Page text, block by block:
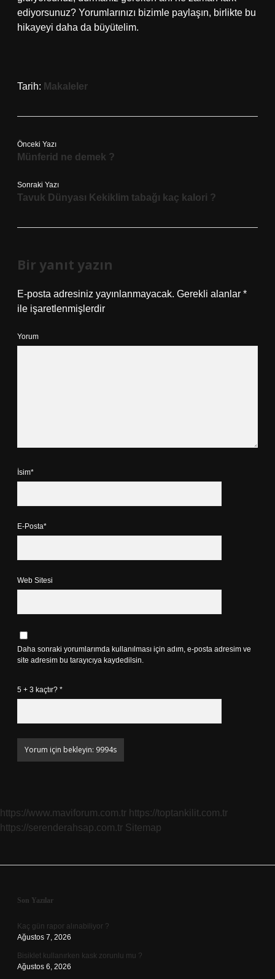
ediyorsunuz? Yorumlarınızı bizimle paylaşın, birlikte bu
hikayeyi daha da büyütelim.
Tarih: Makaleler
Önceki Yazı
Münferid ne demek ?
Sonraki Yazı
Tavuk Dünyası Kekiklim tabağı kaç kalori ?
Bir yanıt yazın
E-posta adresiniz yayınlanmayacak. Gerekli alanlar *
ile işaretlenmişlerdir
Yorum
İsim*
E-Posta*
Web Sitesi
Daha sonraki yorumlarımda kullanılması için adım, e-posta adresim ve
site adresim bu tarayıcıya kaydedilsin.
5 + 3 kaçtır? *
https://www.maviforum.com.tr https://toptankilit.com.tr
https://serenderahsap.com.tr Sitemap
Sidebar
Son Yazılar
Kaç gün rapor alınabiliyor ?
Ağustos 7, 2026
Bisiklet kullanırken kask zorunlu mu ?
Ağustos 6, 2026